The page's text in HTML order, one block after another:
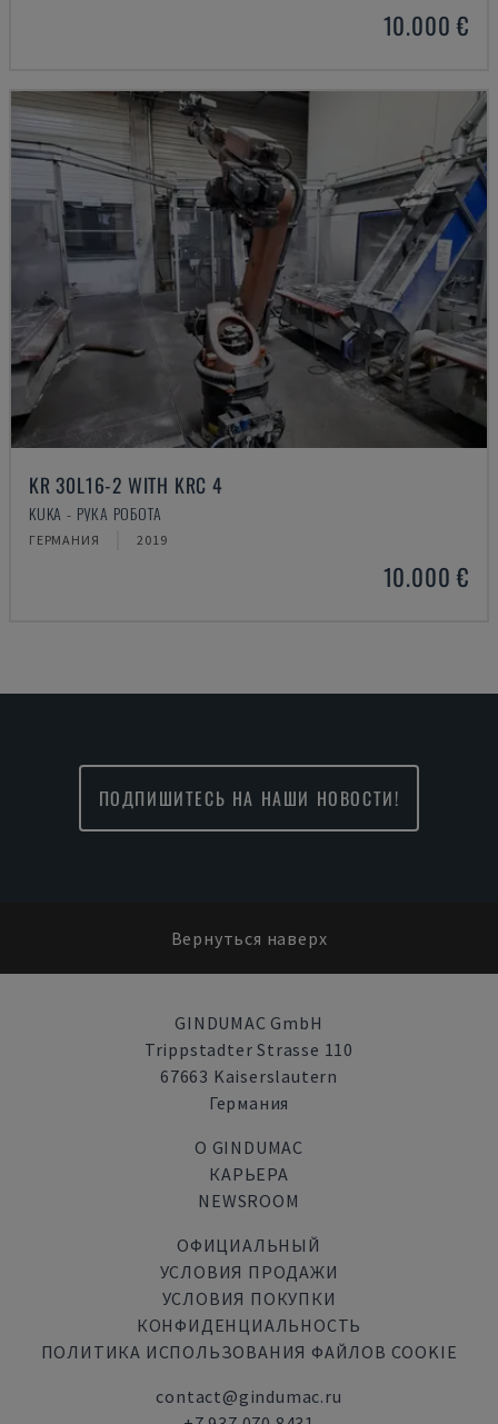
10.000 €
KR 30L16-2 WITH KRC 4
KUKA - РУКА РОБОТА
ГЕРМАНИЯ 2019
10.000 €
ПОДПИШИТЕСЬ НА НАШИ НОВОСТИ!
Вернуться наверх
GINDUMAC GmbH
Trippstadter Strasse 110
67663 Kaiserslautern
Германия
О GINDUMAC
КАРЬЕРА
NEWSROOM
ОФИЦИАЛЬНЫЙ
УСЛОВИЯ ПРОДАЖИ
УСЛОВИЯ ПОКУПКИ
КОНФИДЕНЦИАЛЬНОСТЬ
ПОЛИТИКА ИСПОЛЬЗОВАНИЯ ФАЙЛОВ COOKIE
contact@gindumac.ru